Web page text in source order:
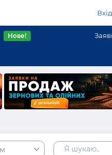
Вхід
Нове!